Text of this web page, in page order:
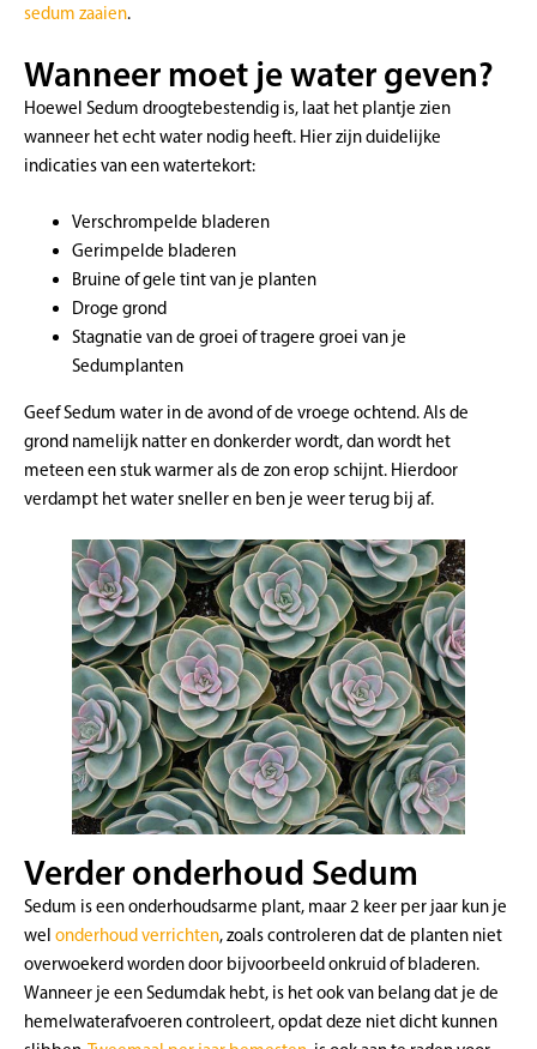
sedum zaaien.
Wanneer moet je water geven?
Hoewel Sedum droogtebestendig is, laat het plantje zien
wanneer het echt water nodig heeft. Hier zijn duidelijke
indicaties van een watertekort:
Verschrompelde bladeren
Gerimpelde bladeren
Bruine of gele tint van je planten
Droge grond
Stagnatie van de groei of tragere groei van je
Sedumplanten
Geef Sedum water in de avond of de vroege ochtend. Als de
grond namelijk natter en donkerder wordt, dan wordt het
meteen een stuk warmer als de zon erop schijnt. Hierdoor
verdampt het water sneller en ben je weer terug bij af.
Verder onderhoud Sedum
Sedum is een onderhoudsarme plant, maar 2 keer per jaar kun je
wel onderhoud verrichten, zoals controleren dat de planten niet
overwoekerd worden door bijvoorbeeld onkruid of bladeren.
Wanneer je een Sedumdak hebt, is het ook van belang dat je de
hemelwaterafvoeren controleert, opdat deze niet dicht kunnen